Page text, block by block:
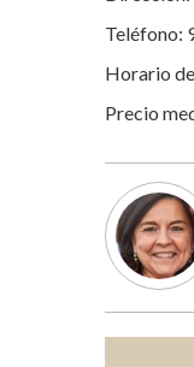
Teléfono:
Horario
Precio